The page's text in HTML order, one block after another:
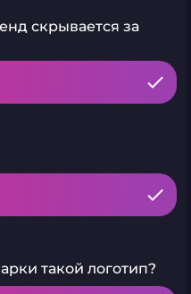
скрывается за
такой логотип?